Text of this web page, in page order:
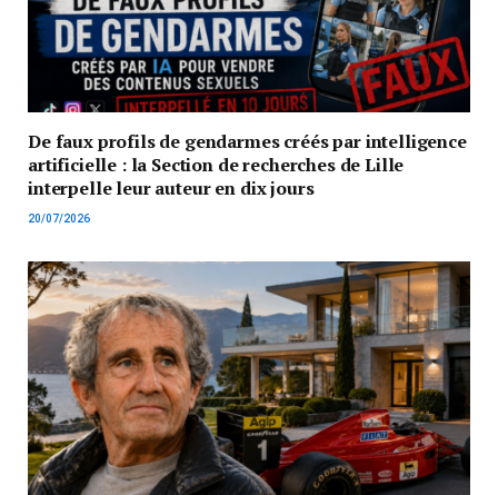
De faux profils de gendarmes créés par intelligence
artificielle : la Section de recherches de Lille
interpelle leur auteur en dix jours
20/07/2026